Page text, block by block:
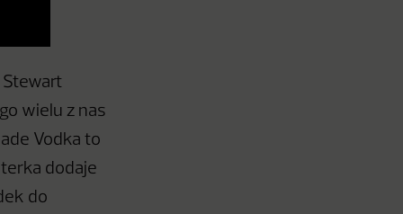
wielu z nas
Vodka to
dodaje
do